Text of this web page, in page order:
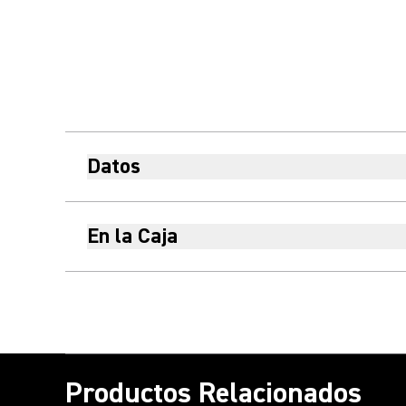
Datos
En la Caja
Productos Relacionados